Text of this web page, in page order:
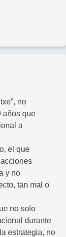
no
años que
a
el que
y no
tan mal o
no solo
durante
estrategia, no